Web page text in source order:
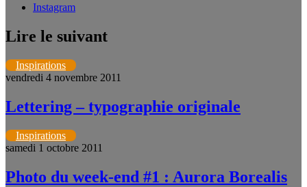
Instagram
Lire le suivant
Inspirations
vendredi 4 novembre 2011
Lettering – typographie originale
Inspirations
samedi 1 octobre 2011
Photo du week-end #1 : Aurora Borealis